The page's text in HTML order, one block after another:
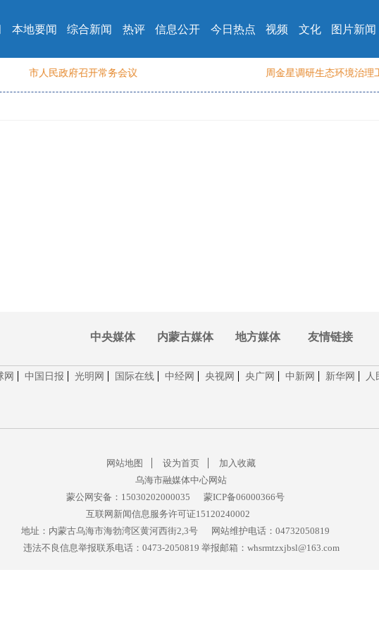
本地要闻 综合新闻 热评 信息公开 今日热点 视频 文化 图片新闻
市人民政府召开常务会议 周金星调研生态环境治理工作
中央媒体 内蒙古媒体 地方媒体 友情链接
网 中国日报 光明网 国际在线 中经网 央视网 央广网 中新网 新华网 人
网站地图 设为首页
加入收藏
乌海市融媒体中心网站
蒙公网安备：15030202000035
蒙ICP备06000366号
互联网新闻信息服务许可证15120240002
地址：内蒙古乌海市海勃湾区黄河西街2,3号
网站维护电话：04732050819
违法不良信息举报联系电话：0473-2050819 举报邮箱：whsrmtzxjbsl@163.com